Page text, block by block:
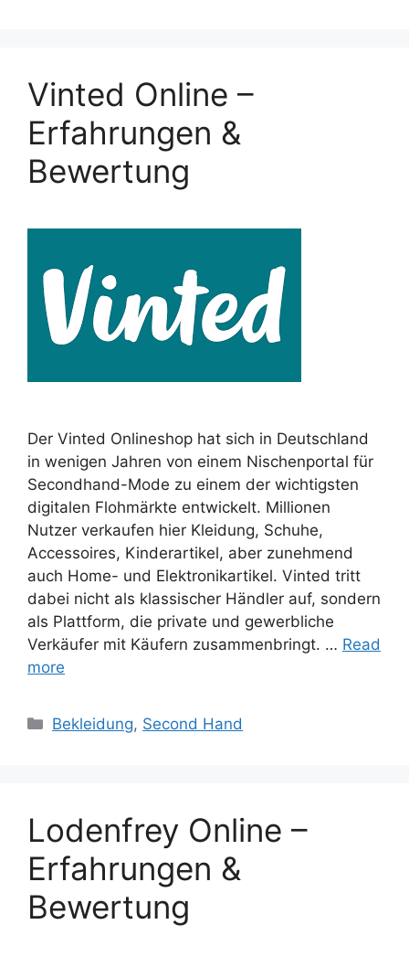
Vinted Online –
Erfahrungen &
Bewertung
Der Vinted Onlineshop hat sich in Deutschland
in wenigen Jahren von einem Nischenportal für
Secondhand-Mode zu einem der wichtigsten
digitalen Flohmärkte entwickelt. Millionen
Nutzer verkaufen hier Kleidung, Schuhe,
Accessoires, Kinderartikel, aber zunehmend
auch Home- und Elektronikartikel. Vinted tritt
dabei nicht als klassischer Händler auf, sondern
als Plattform, die private und gewerbliche
Verkäufer mit Käufern zusammenbringt. … Read
more
Categories
Bekleidung, Second Hand
Lodenfrey Online –
Erfahrungen &
Bewertung